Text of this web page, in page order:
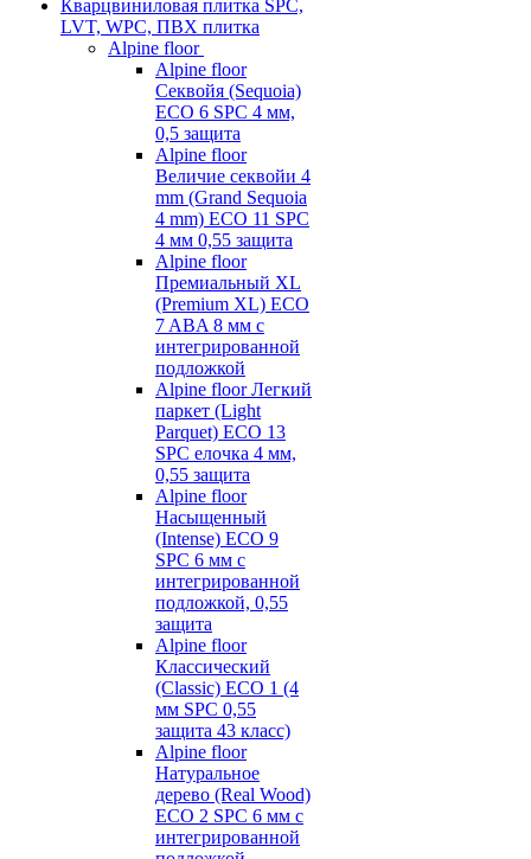
Кварцвиниловая плитка SPC,
LVT, WPC, ПВХ плитка
Alpine floor
Alpine floor
Секвойя (Sequoia)
ECO 6 SPC 4 мм,
0,5 защита
Alpine floor
Величие секвойи 4
mm (Grand Sequoia
4 mm) ECO 11 SPC
4 мм 0,55 защита
Alpine floor
Премиальный XL
(Premium XL) ECO
7 ABA 8 мм с
интегрированной
подложкой
Alpine floor Легкий
паркет (Light
Parquet) ECO 13
SPC елочка 4 мм,
0,55 защита
Alpine floor
Насыщенный
(Intense) ECO 9
SPC 6 мм с
интегрированной
подложкой, 0,55
защита
Alpine floor
Классический
(Classic) ECO 1 (4
мм SPC 0,55
защита 43 класс)
Alpine floor
Натуральное
дерево (Real Wood)
ECO 2 SPC 6 мм с
интегрированной